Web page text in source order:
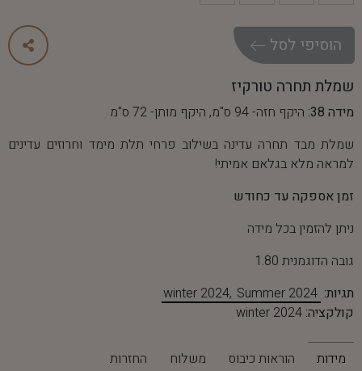
הוסיפי לסל
שמלת תחרה טורקיז
מידה 38:
היקף חזה- 94 ס"מ, היקף מותן- 72 ס"מ
שמלת מבד תחרה עדינה בשילוב פרחי תלת מימד וחרוזים עדינים
למראה מלא בגלאם אמיתי!
זמן אספקה עד כחודש
ניתן להזמין בכל מידה
גובה הדוגמנית 1.80
תגיות:
winter 2024 Summer 2024
קולקציה: winter 2024
מידות הוראות כיבוס משלוח החזרות